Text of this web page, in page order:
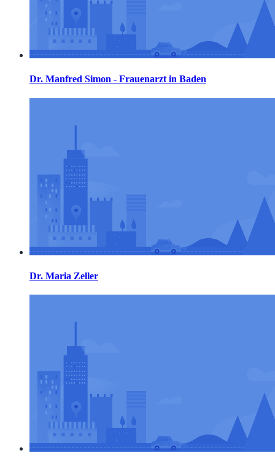
Dr. Manfred Simon - Frauenarzt in Baden
Dr. Maria Zeller